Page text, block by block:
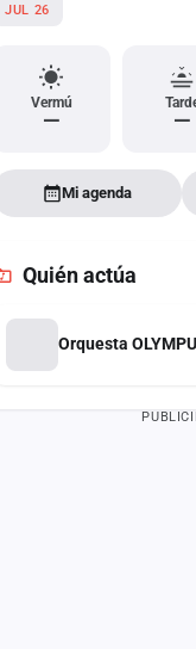
JUL 26
Vermú
— —
Mi agenda
Quién actúa
Orquesta